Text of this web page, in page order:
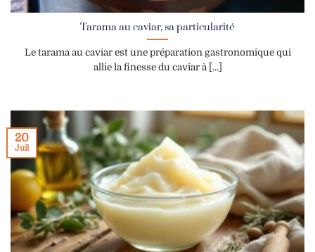
Tarama au caviar, sa particularité
Le tarama au caviar est une préparation gastronomique qui
allie la finesse du caviar à [...]
20
Juil